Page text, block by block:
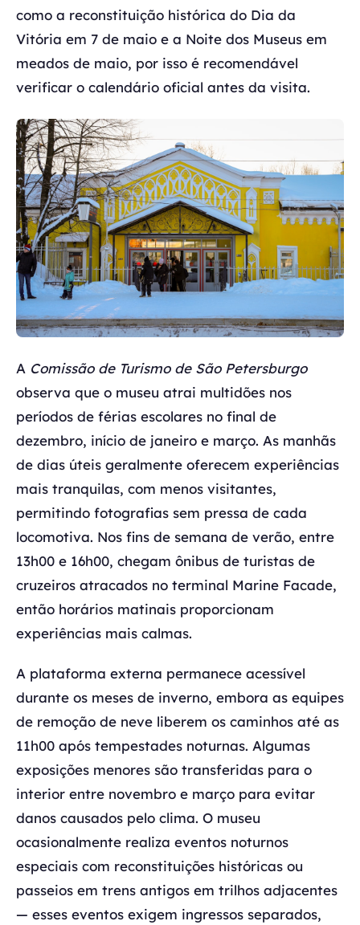
como a reconstituição histórica do Dia da
Vitória em 7 de maio e a Noite dos Museus em
meados de maio, por isso é recomendável
verificar o calendário oficial antes da visita.
A Comissão de Turismo de São Petersburgo
observa que o museu atrai multidões nos
períodos de férias escolares no final de
dezembro, início de janeiro e março. As manhãs
de dias úteis geralmente oferecem experiências
mais tranquilas, com menos visitantes,
permitindo fotografias sem pressa de cada
locomotiva. Nos fins de semana de verão, entre
13h00 e 16h00, chegam ônibus de turistas de
cruzeiros atracados no terminal Marine Facade,
então horários matinais proporcionam
experiências mais calmas.
A plataforma externa permanece acessível
durante os meses de inverno, embora as equipes
de remoção de neve liberem os caminhos até as
11h00 após tempestades noturnas. Algumas
exposições menores são transferidas para o
interior entre novembro e março para evitar
danos causados pelo clima. O museu
ocasionalmente realiza eventos noturnos
especiais com reconstituições históricas ou
passeios em trens antigos em trilhos adjacentes
— esses eventos exigem ingressos separados,